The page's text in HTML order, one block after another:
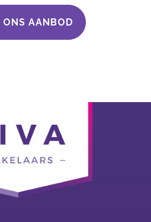
ONS AANBOD